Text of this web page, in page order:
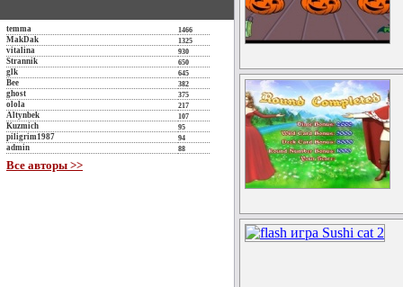
temma 1466
MakDak 1325
vitalina 930
Strannik 650
glk 645
Bee 382
ghost 375
olola 217
Altynbek 107
Kuzmich 95
piligrim1987 94
admin 88
Все авторы >>